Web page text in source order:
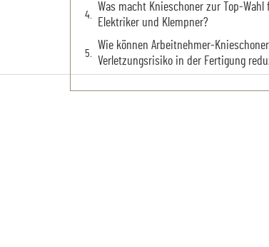
Was macht Knieschoner zur Top-Wahl
Elektriker und Klempner?
Wie können Arbeitnehmer-
Verletzungsrisiko in der Fertigung